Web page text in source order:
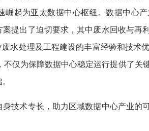
崛起为亚太数据中心枢纽。数据中心
提出了迫切要求，其中废水回收与再
水处理及工程建设的丰富经验和技术
仅为保障数据中心稳定运行提供了关
技术专长，助力区域数据中心产业的